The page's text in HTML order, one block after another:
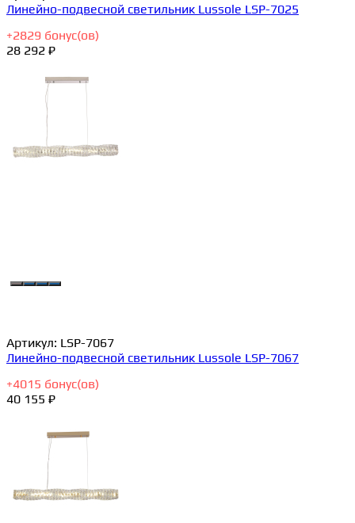
Линейно-подвесной светильник Lussole LSP-7025
+2829 бонус(ов)
28 292 ₽
Артикул: LSP-7067
Линейно-подвесной светильник Lussole LSP-7067
+4015 бонус(ов)
40 155 ₽